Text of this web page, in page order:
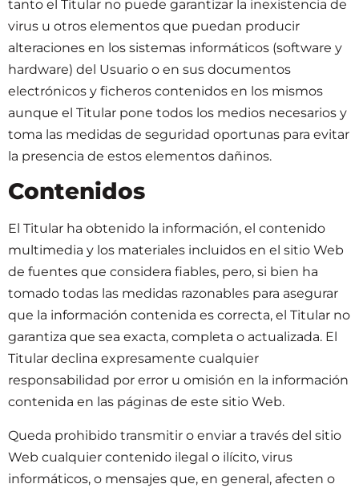
tanto el Titular no puede garantizar la inexistencia de
virus u otros elementos que puedan producir
alteraciones en los sistemas informáticos (software y
hardware) del Usuario o en sus documentos
electrónicos y ficheros contenidos en los mismos
aunque el Titular pone todos los medios necesarios y
toma las medidas de seguridad oportunas para evitar
la presencia de estos elementos dañinos.
Contenidos
El Titular ha obtenido la información, el contenido
multimedia y los materiales incluidos en el sitio Web
de fuentes que considera fiables, pero, si bien ha
tomado todas las medidas razonables para asegurar
que la información contenida es correcta, el Titular no
garantiza que sea exacta, completa o actualizada. El
Titular declina expresamente cualquier
responsabilidad por error u omisión en la información
contenida en las páginas de este sitio Web.
Queda prohibido transmitir o enviar a través del sitio
Web cualquier contenido ilegal o ilícito, virus
informáticos, o mensajes que, en general, afecten o